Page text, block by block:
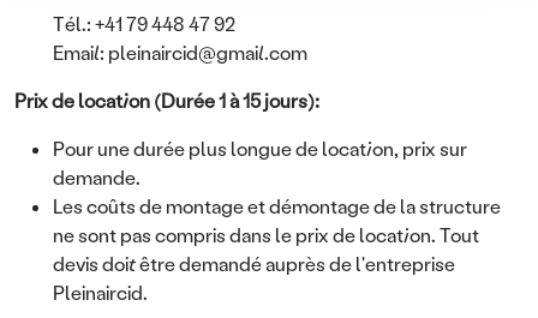
Tél.: +41 79 448 47 92
Email: pleinaircid@gmail.com
Prix de location (Durée 1 à 15 jours):
Pour une durée plus longue de location, prix sur
demande.
Les coûts de montage et démontage de la structure
ne sont pas compris dans le prix de location. Tout
devis doit être demandé auprès de l'entreprise
Pleinaircid.